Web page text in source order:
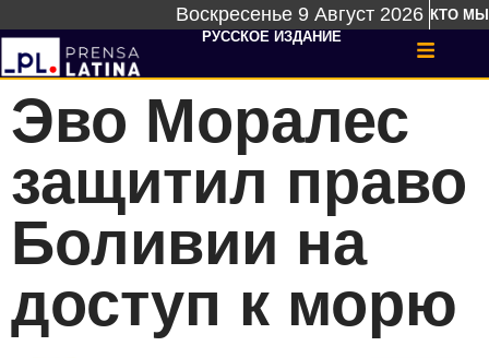
Воскресенье 9 Август 2026 КТО МЫ
РУССКОЕ ИЗДАНИЕ
Эво Моралес
защитил право
Боливии на
доступ к морю